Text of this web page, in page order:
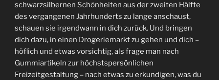
schwarzsilbernen Schönheiten aus der zweiten Hälfte
des vergangenen Jahrhunderts zu lange anschaust,
schauen sie irgendwann in dich zurück. Und bringen
dich dazu, in einen Drogeriemarkt zu gehen und dich –
höflich und etwas vorsichtig, als frage man nach
Gummiartikeln zur höchstspersönlichen
Freizeitgestaltung – nach etwas zu erkundigen, was du